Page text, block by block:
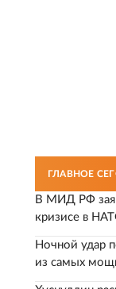
ГЛАВНОЕ
В МИД РФ
кризисе в
Ночной удар
из самых